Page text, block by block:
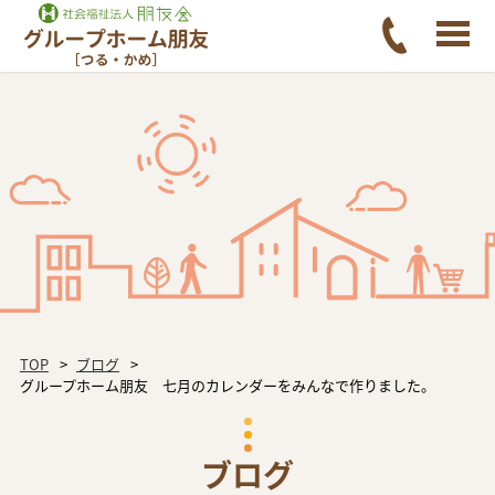
TOP
ブログ
グループホーム朋友 七月のカレンダーをみんなで作りました。
ブログ